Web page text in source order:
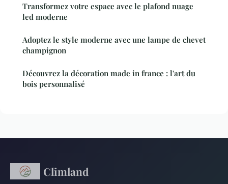
Transformez votre espace avec le plafond nuage
led moderne
Adoptez le style moderne avec une lampe de chevet
champignon
Découvrez la décoration made in france : l'art du
bois personnalisé
Climland